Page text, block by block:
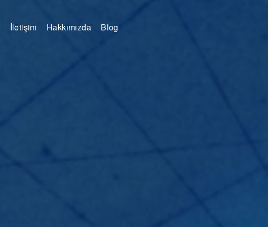
İletişim Hakkımızda Blog